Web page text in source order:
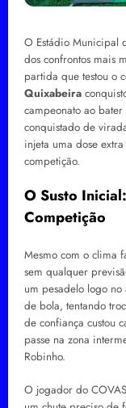
O Estádio Municipal
dos confrontos mais
partida que testou o
Quixabeira
campeonato ao
conquistado de
injeta uma dose
competição.
O Susto
Competição
Mesmo com o clima
sem qualquer
um pesadelo logo
de bola, tentando
de confiança custou
passe na zona
Robinho.
O jogador do